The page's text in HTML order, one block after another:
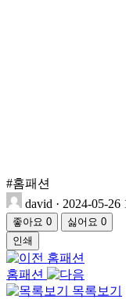
#홈패션
david · 2024-05-26
좋아요 0 싫어요 0
인쇄
홈패션
홈패션
목록보기